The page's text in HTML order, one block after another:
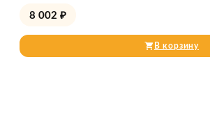
8 002 ₽
В корзину